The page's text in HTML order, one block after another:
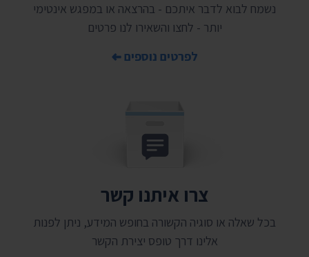
נשמח לבוא לדבר איתכם - בהרצאה או במפגש אינטימי
יותר - לחצו והשאירו לנו פרטים
לפרטים נוספים
צרו איתנו קשר
בכל שאלה או סוגיה הקשורה בחופש המידע, ניתן לפנות
אלינו דרך טופס יצירת הקשר